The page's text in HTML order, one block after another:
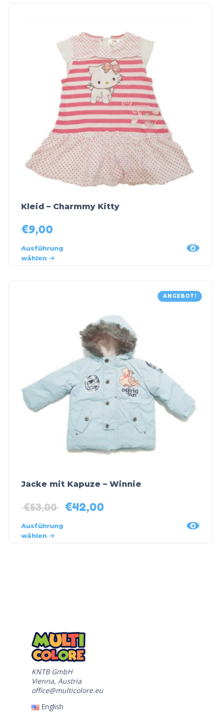
Kleid – Charmmy Kitty
€9,00
Ausführung
wählen
ANGEBOT!
Jacke mit Kapuze – Winnie
€53,00 €42,00
Ausführung
wählen
KNTB GmbH
Vienna, Austria
office@multicolore.eu
English